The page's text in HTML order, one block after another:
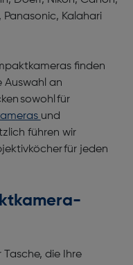
Kalahari
finden
Auswahl an
sowohl für
und
führen wir
für jeden
die Ihre